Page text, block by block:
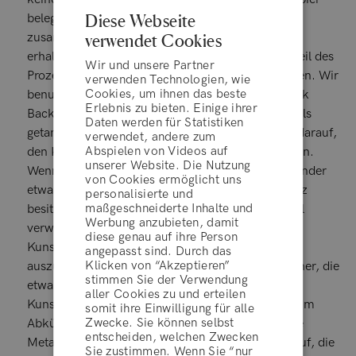
belegte Holzschneidebretter. Wir haben sie
zusammengepresst, um die gewünschte Dicke zu
erhalten. Möglicherweise musst du auch diesen Teil des
Prozesses in einigen wenigen Schritten durchführen. Wir
benutzten ein Nudelholz, um es flach auf ein Stück
Backpapier zu rollen, und wir haben dies mehrmals
getan, weil der Kunststoff schnell abkühlt. Achte darauf,
den Klumpen nicht zu schief zusammenzudrücken.
Wenn du keine Form verwendest, so fallen die Ränder
etwas willkürlich aus, was jedoch auch seinen Reiz
besitzt. Wir haben Plätzchenausstecher aus Metall
verwendet, um aus der ausgerollten und erhitzten
Kunststoffmasse kleine, kreisrunde Untersetzer
auszuschneiden. Verwende Tortenringe/-ausstecher, die
etwas größer sind, als du deine endgültige
Kunststoffform haben möchtest, da Kunststoff beim
Abkühlen schrumpft. Sei jedoch vorsichtig, da die
Metallringe sehr heiß werden. Achte deshalb darauf, die
AGBs
Diese Webseite
verwendet Cookies
Wir und unsere Partner
verwenden Technologien, wie
Cookies, um ihnen das beste
Erlebnis zu bieten. Einige ihrer
Daten werden für Statistiken
verwendet, andere zum
Abspielen von Videos auf
unserer Website. Die Nutzung
von Cookies ermöglicht uns
personalisierte und
maßgeschneiderte Inhalte und
Werbung anzubieten, damit
diese genau auf ihre Person
angepasst sind. Durch das
Klicken von “Akzeptieren”
stimmen Sie der Verwendung
aller Cookies zu und erteilen
somit ihre Einwilligung für alle
Zwecke. Sie können selbst
entscheiden, welchen Zwecken
Sie zustimmen. Wenn Sie “nur